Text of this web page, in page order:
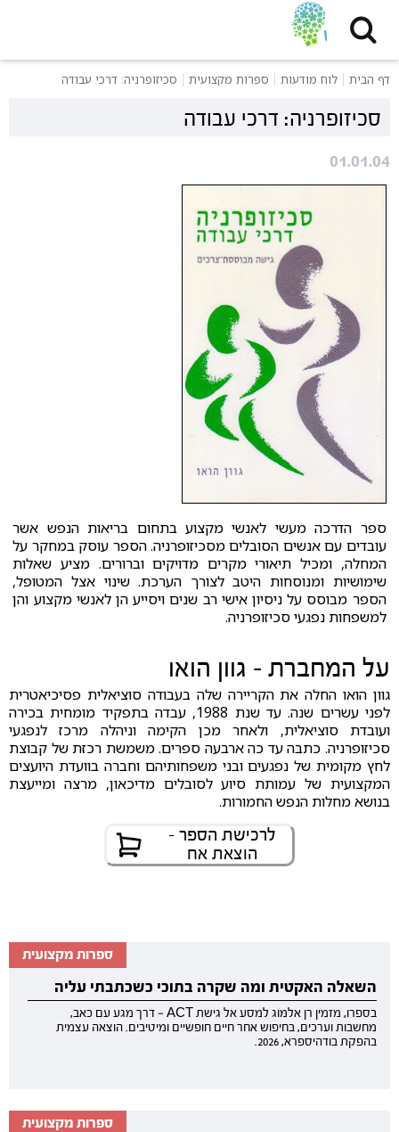
דף הבית לוח מודעות ספרות מקצועית סכיזופרניה: דרכי עבודה
סכיזופרניה: דרכי עבודה
01.01.04
ספר הדרכה מעשי לאנשי מקצוע בתחום בריאות הנפש אשר
עובדים עם אנשים הסובלים מסכיזופרניה. הספר עוסק במחקר על
המחלה, ומכיל תיאורי מקרים מדויקים וברורים. מציע שאלות
שימושיות ומנוסחות היטב לצורך הערכת. שינוי אצל המטופל,
הספר מבוסס על ניסיון אישי רב שנים ויסייע הן לאנשי מקצוע והן
למשפחות נפגעי סכיזופרניה.
על המחברת - גוון הואו
גוון הואו החלה את הקריירה שלה בעבודה סוציאלית פסיכיאטרית
לפני עשרים שנה. עד שנת 1988, עבדה בתפקיד מומחית בכירה
ועובדת סוציאלית, ולאחר מכן הקימה וניהלה מרכז לנפגעי
סכיזופרניה. כתבה עד כה ארבעה ספרים. משמשת רכזת של קבוצת
לחץ מקומית של נפגעים ובני משפחותיהם וחברה בוועדת היועצים
המקצועית של עמותת סיוע לסובלים מדיכאון, מרצה ומייעצת
בנושא מחלות הנפש החמורות.
לרכישת הספר -
הוצאת אח
ספרות מקצועית
השאלה האקטית ומה שקרה בתוכי כשכתבתי עליה
בספרו, מזמין רן אלמוג למסע אל גישת ACT — דרך מגע עם כאב,
מחשבות וערכים, בחיפוש אחר חיים חופשיים ומיטיבים. הוצאה עצמית
בהפקת בודהיספרא, 2026.
ספרות מקצועית